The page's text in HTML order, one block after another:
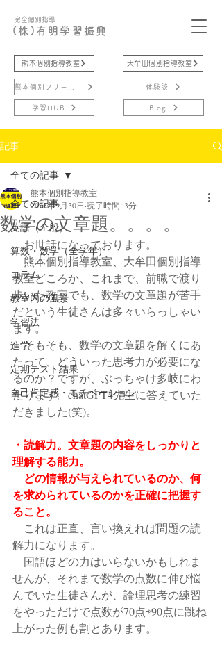
完全個別指導
(株)有明学習振興
熊本個別指導教室
学習HUB
大牟田個別指導教室
体験談
Blog
記事
全ての記事
英語（全般）
算数・数学（全学年）
コラム
教室内の風景
学習法
進学
定期テスト結果
自己肯定感・モチベーション
全ての記事
数学の文章題。。。。
熊本個別指導教室
2023年9月30日 読了時間: 3分
お世話になっております。
熊本個別指導教室、大牟田個別指導
教室どころか、これまで、前職で渡り
歩いた教室でも、数学の文章題が苦手
だという生徒さんは多々いらっしゃい
ます。
そもそも、数学の文章題を解くにあ
たって、どういった思考力が必要にな
るのか？ですが、ぶっちゃけ多岐にわ
たります。chatGPT4先生に答えていた
だきました(笑)。
・読解力。文章題の内容をしっかりと
理解する能力。
どの情報が与えられているのか、何
を求められているのかを正確に把握す
ること。
これは正直、言い換えれば問題の読
解力になります。
国語ほどの力はいらないかもしれま
せんが、それまで数学の点数に伸び悩
んでいた生徒さんが、論理思考の練習
をやっただけで点数が70点⇨90点に跳ね
上がった例も割とあります。